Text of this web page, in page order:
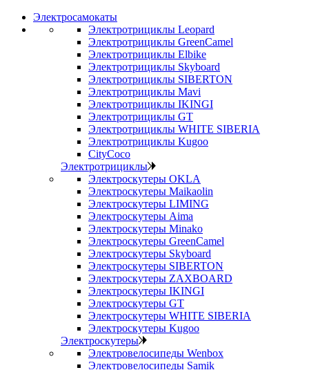
Электросамокаты
Электротрициклы Leopard
Электротрициклы GreenCamel
Электротрициклы Elbike
Электротрициклы Skyboard
Электротрициклы SIBERTON
Электротрициклы Mavi
Электротрициклы IKINGI
Электротрициклы GT
Электротрициклы WHITE SIBERIA
Электротрициклы Kugoo
CityCoco
Электротрициклы
Электроскутеры OKLA
Электроскутеры Maikaolin
Электроскутеры LIMING
Электроскутеры Aima
Электроскутеры Minako
Электроскутеры GreenCamel
Электроскутеры Skyboard
Электроскутеры SIBERTON
Электроскутеры ZAXBOARD
Электроскутеры IKINGI
Электроскутеры GT
Электроскутеры WHITE SIBERIA
Электроскутеры Kugoo
Электроскутеры
Электровелосипеды Wenbox
Электровелосипеды Samik